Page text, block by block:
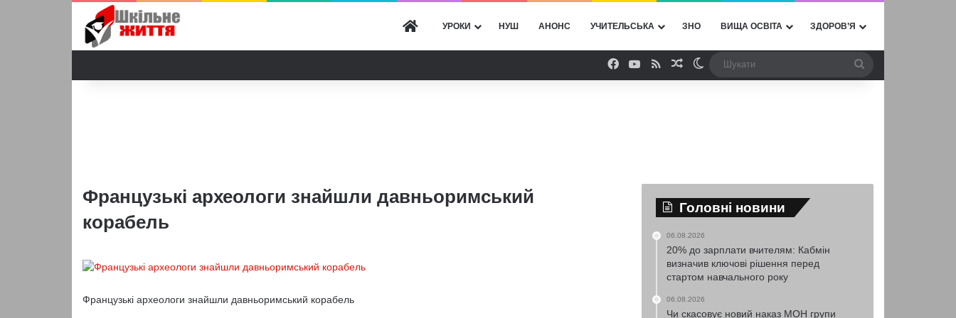
ГОЛОВНА
УРОКИ НУШ АНОНС УЧИТЕЛЬСЬКА ЗНО ВИЩА ОСВІТА ЗДОРОВ’Я
Facebook
YouTube
RSSВипадкова стаття
Switch skin
Французькі археологи знайшли давньоримський
корабель
Французькі археологи знайшли давньоримський корабель
Головні новини
06.08.2026
20% до зарплати вчителям: Кабмін
визначив ключові рішення перед
стартом навчального року
06.08.2026
Чи скасовує новий наказ МОН групи